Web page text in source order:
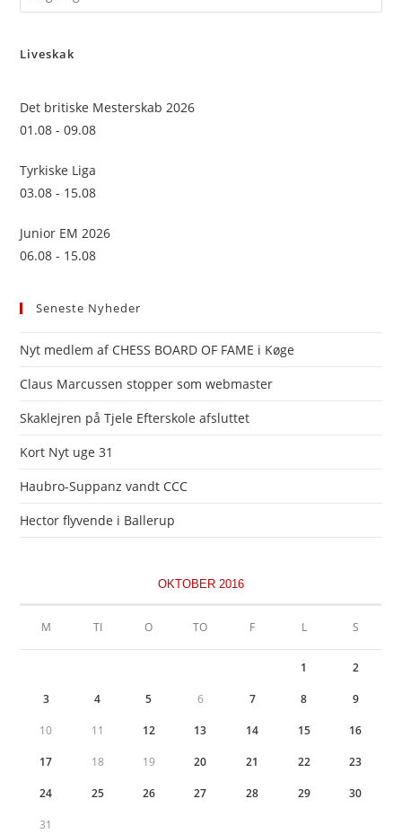
Liveskak
Det britiske Mesterskab 2026
01.08 - 09.08
Tyrkiske Liga
03.08 - 15.08
Junior EM 2026
06.08 - 15.08
Seneste Nyheder
Nyt medlem af CHESS BOARD OF FAME i Køge
Claus Marcussen stopper som webmaster
Skaklejren på Tjele Efterskole afsluttet
Kort Nyt uge 31
Haubro-Suppanz vandt CCC
Hector flyvende i Ballerup
OKTOBER 2016
M TI O TO F L S
1 2
3 4 5 6 7 8 9
10 11 12 13 14 15 16
17 18 19 20 21 22 23
24 25 26 27 28 29 30
31